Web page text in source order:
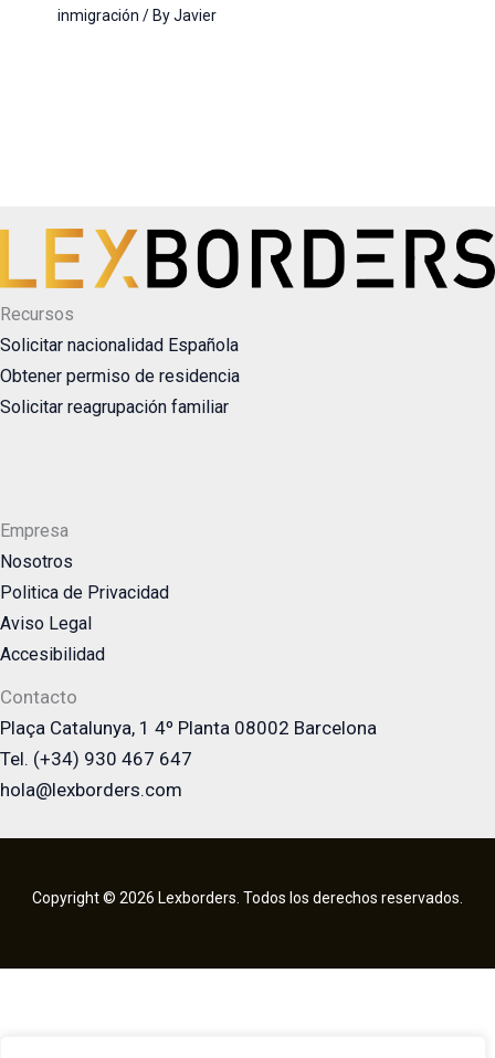
inmigración / ByJavier
Recursos
Solicitar nacionalidad Española
Obtener permiso de residencia
Solicitar reagrupación familiar
Empresa
Nosotros
Politica de Privacidad
Aviso Legal
Accesibilidad
Contacto
Plaça Catalunya, 1 4º Planta 08002 Barcelona
Tel. (+34) 930 467 647
hola@lexborders.com
Copyright © 2026 Lexborders. Todos los derechos reservados.